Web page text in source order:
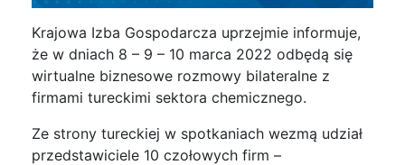
Krajowa Izba Gospodarcza uprzejmie informuje,
że w dniach 8 – 9 – 10 marca 2022 odbędą się
wirtualne biznesowe rozmowy bilateralne z
firmami tureckimi sektora chemicznego.
Ze strony tureckiej w spotkaniach wezmą udział
przedstawiciele 10 czołowych firm –